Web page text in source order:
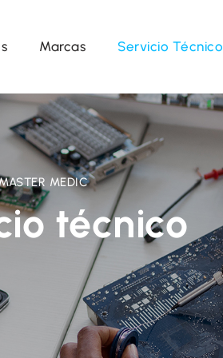
Marcas Servicio Técnico
MEDIC
técnico